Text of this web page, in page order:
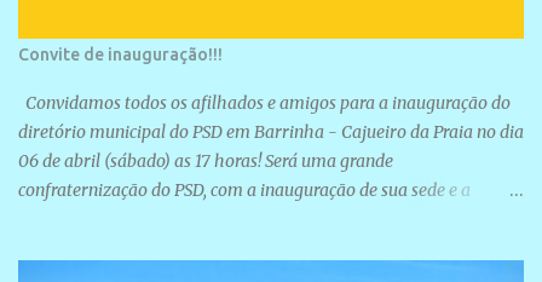
Convite de inauguração!!!
Convidamos todos os afilhados e amigos para a inauguração do
diretório municipal do PSD em Barrinha - Cajueiro da Praia no dia
06 de abril (sábado) as 17 horas! Será uma grande
confraternização do PSD, com a inauguração de sua sede e a